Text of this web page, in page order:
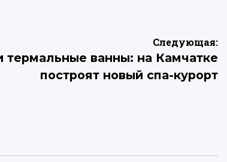
Следующая:
ванны: на Камчатке
построят новый спа-курорт